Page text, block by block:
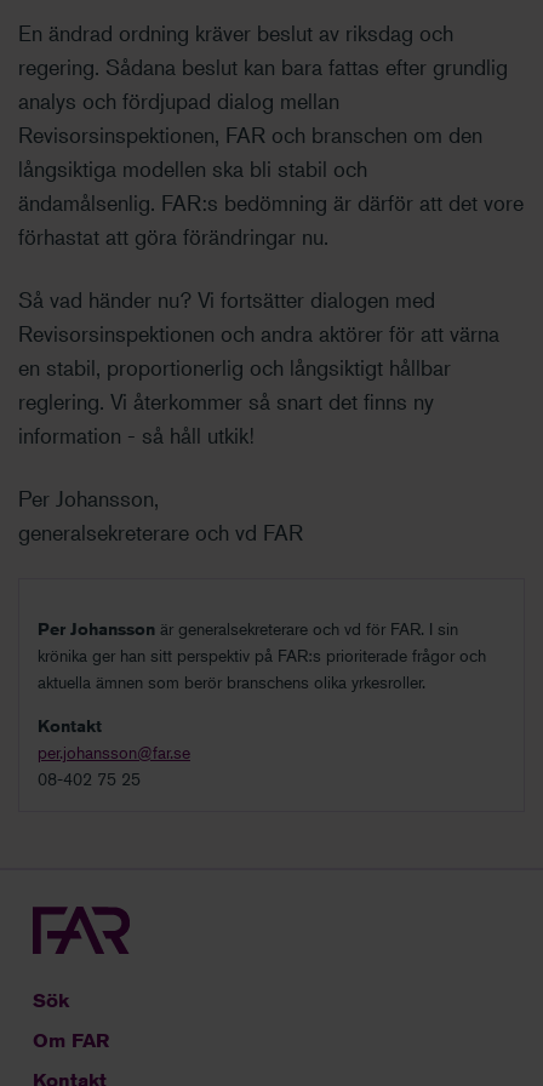
En ändrad ordning kräver beslut av riksdag och
regering. Sådana beslut kan bara fattas efter grundlig
analys och fördjupad dialog mellan
Revisorsinspektionen, FAR och branschen om den
långsiktiga modellen ska bli stabil och
ändamålsenlig. FAR:s bedömning är därför att det vore
förhastat att göra förändringar nu.
Så vad händer nu? Vi fortsätter dialogen med
Revisorsinspektionen och andra aktörer för att värna
en stabil, proportionerlig och långsiktigt hållbar
reglering. Vi återkommer så snart det finns ny
information - så håll utkik!
Per Johansson,
generalsekreterare och vd FAR
Per Johansson är generalsekreterare och vd för FAR. I sin
krönika ger han sitt perspektiv på FAR:s prioriterade frågor och
aktuella ämnen som berör branschens olika yrkesroller.
Kontakt
per.johansson@far.se
08-402 75 25
Sök
Om FAR
Kontakt